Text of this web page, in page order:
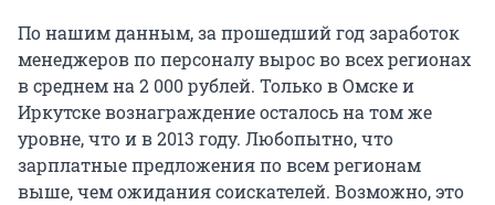
По нашим данным, за прошедший год заработок
менеджеров по персоналу вырос во всех регионах
в среднем на 2 000 рублей. Только в Омске и
Иркутске вознаграждение осталось на том же
уровне, что и в 2013 году. Любопытно, что
зарплатные предложения по всем регионам
выше, чем ожидания соискателей. Возможно, это